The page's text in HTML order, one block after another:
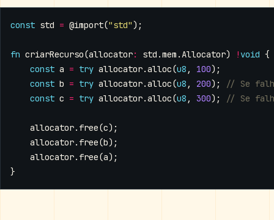
const std = @import("std" );
fn criarRecurso(allocator: std .mem .Allocator) ! void {
const a = try allocator.alloc(u8 , 100);
const b = try allocator.alloc(u8 , 200);
const c = try allocator.alloc(u8 , 300);
allocator. free(c);
allocator. free(b);
allocator. free(a);
}